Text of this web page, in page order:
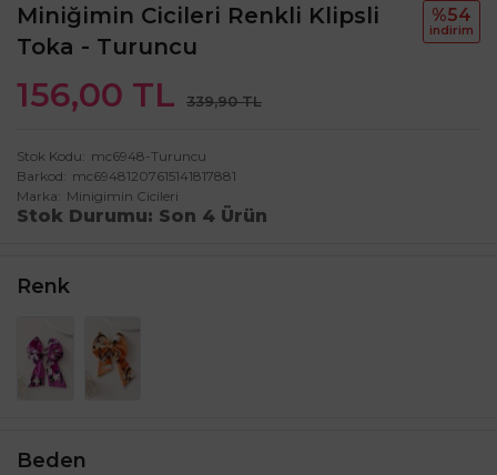
Miniğimin Cicileri Renkli Klipsli
Toka - Turuncu
156,00 TL 339,90 TL
%54
i̇ndi̇ri̇m
Stok Kodu
mc6948-Turuncu
Barkod
mc69481207615141817881
Marka
Minigimin Cicileri
Stok Durumu Son 4 Ürün
Renk
Beden